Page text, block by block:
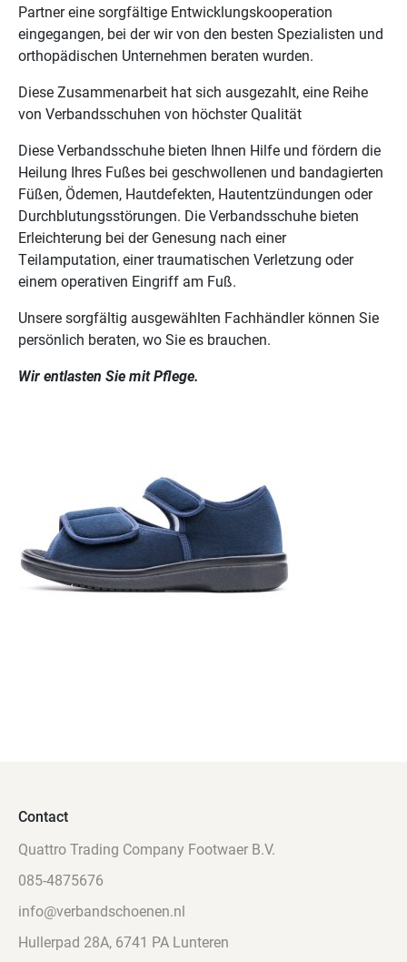
Partner eine sorgfältige Entwicklungskooperation
eingegangen, bei der wir von den besten Spezialisten und
orthopädischen Unternehmen beraten wurden.
Diese Zusammenarbeit hat sich ausgezahlt, eine Reihe
von Verbandsschuhen von höchster Qualität
Diese Verbandsschuhe bieten Ihnen Hilfe und fördern die
Heilung Ihres Fußes bei geschwollenen und bandagierten
Füßen, Ödemen, Hautdefekten, Hautentzündungen oder
Durchblutungsstörungen. Die Verbandsschuhe bieten
Erleichterung bei der Genesung nach einer
Teilamputation, einer traumatischen Verletzung oder
einem operativen Eingriff am Fuß.
Unsere sorgfältig ausgewählten Fachhändler können Sie
persönlich beraten, wo Sie es brauchen.
Wir entlasten Sie mit Pflege.
Contact
Quattro Trading Company Footwaer B.V.
085-4875676
info@verbandschoenen.nl
Hullerpad 28A, 6741 PA Lunteren